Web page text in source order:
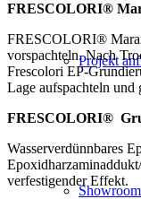
Projekt
FRESCOLORI®
FRESCOLORI®
vorspachteln. Nach
Frescolori EP-
Lage aufspachteln und
FRESCOLORI®
Wasserverdünnbares
verfestigender Effekt.